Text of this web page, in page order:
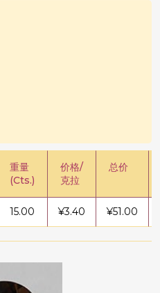
重量
(Cts.)
价格/
克拉
总价
15.00 ¥3.40 ¥51.00